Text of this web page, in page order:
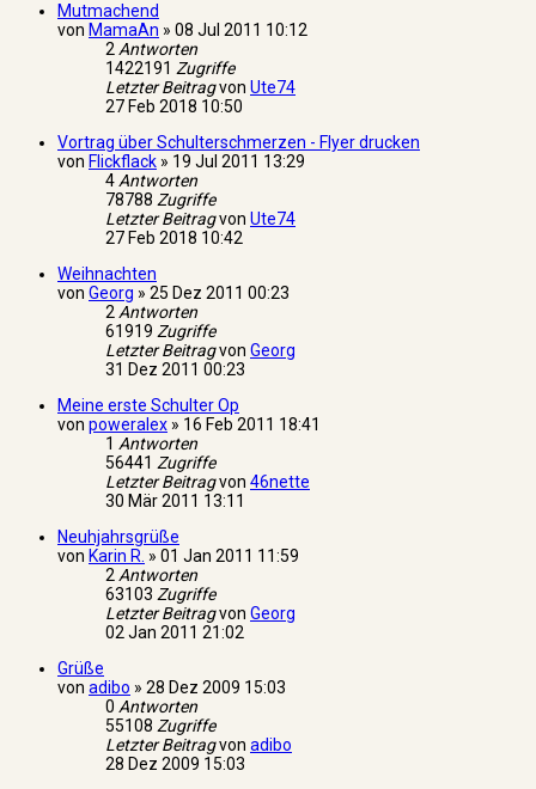
Mutmachend
von MamaAn » 08 Jul 2011 10:12
2Antworten
1422191 Zugriffe
Letzter Beitragvon Ute74
27 Feb 2018 10:50
Vortrag über Schulterschmerzen - Flyer drucken
von Flickflack » 19 Jul 2011 13:29
4Antworten
78788 Zugriffe
Letzter Beitragvon Ute74
27 Feb 2018 10:42
Weihnachten
von Georg » 25 Dez 2011 00:23
2Antworten
61919 Zugriffe
Letzter Beitragvon Georg
31 Dez 2011 00:23
Meine erste Schulter Op
von poweralex » 16 Feb 2011 18:41
1 Antworten
56441 Zugriffe
Letzter Beitragvon 46nette
30 Mär 2011 13:11
Neuhjahrsgrüße
von Karin R. » 01 Jan 2011 11:59
2Antworten
63103 Zugriffe
Letzter Beitragvon Georg
02 Jan 2011 21:02
Grüße
von adibo » 28 Dez 2009 15:03
0 Antworten
55108 Zugriffe
Letzter Beitragvon adibo
28 Dez 2009 15:03